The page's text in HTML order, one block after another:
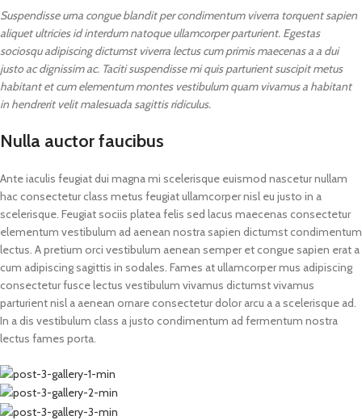
Suspendisse urna congue blandit per condimentum viverra torquent sapien
aliquet ultricies id interdum natoque ullamcorper parturient. Egestas
sociosqu adipiscing dictumst viverra lectus cum primis maecenas a a dui
justo ac dignissim ac. Taciti suspendisse mi quis parturient suscipit metus
habitant et cum elementum montes vestibulum quam vivamus a habitant
in hendrerit velit malesuada sagittis ridiculus.
Nulla auctor faucibus
Ante iaculis feugiat dui magna mi scelerisque euismod nascetur nullam
hac consectetur class metus feugiat ullamcorper nisl eu justo in a
scelerisque. Feugiat sociis platea felis sed lacus maecenas consectetur
elementum vestibulum ad aenean nostra sapien dictumst condimentum
lectus. A pretium orci vestibulum aenean semper et congue sapien erat a
cum adipiscing sagittis in sodales. Fames at ullamcorper mus adipiscing
consectetur fusce lectus vestibulum vivamus dictumst vivamus
parturient nisl a aenean ornare consectetur dolor arcu a a scelerisque ad.
In a dis vestibulum class a justo condimentum ad fermentum nostra
lectus fames porta.